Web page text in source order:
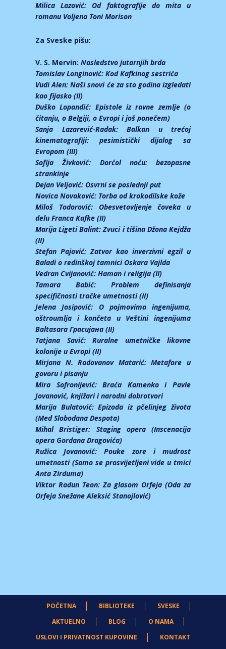
Milica Lazović:Od faktografije do mita u
romanu Voljena Toni Morison
Za Sveske pišu:
V. S. Mervin: Nasledstvo jutarnjih brda
Tomislav Longinović: Kod Kafkinog sestrića
Vudi Alen:Naši snovi će za sto godina izgledati
kao fijasko (II)
Duško Lopandić: Epistole iz ravne zemlje (o
čitanju, o Belgiji, o Evropi i još ponečem)
Sanja Lazarević-Radak: Balkan u trećoj
kinematografiji: pesimistički dijalog sa
Evropom (III)
Sofija Živković: Dorćol noću: bezopasne
strankinje
Dejan Veljović: Osvrni se poslednji put
Novica Novaković: Torba od krokodilske kože
Miloš Todorović: Obesvetovljenje čoveka u
delu Franca Kafke (II)
Marija Ligeti Balint:Zvuci i tišina Džona Kejdža
(II)
Stefan Pajović:Zatvor kao inverzivni egzil u
Baladi o redinškoj tamnici Oskara Vajlda
Vedran Cvijanović: Haman i religija (II)
Tamara Babić: Problem definisanja
specifičnosti tračke umetnosti (II)
Jelena Josipović: O pojmovima ingenijuma,
oštroumlja i končeta u Veštini ingenijuma
Baltasara Грасијана (II)
Tatjana Savić: Ruralne umetničke likovne
kolonije u Evropi (II)
Mirjana N. Radovanov Matarić:Metafore u
govoru i pisanju
Mira Sofronijević:Braća Kamenko i Pavle
Jovanović, knjižari i narodni dobrotvori
Marija Bulatović:Epizoda iz pčelinjeg života
(Med Slobodana Despota)
Mihal Bristiger: Staging opera (Inscenacija
opera Gordana Dragovića)
Ružica Jovanović:Pouke zore i mudrost
umetnosti (Samo se prosvijetljeni vide u tmici
Anta Zirduma)
Viktor Radun Teon:Za glasom Orfeja (Oda za
Orfeja Snežane Aleksić Stanojlović)
POČETNA BIBLIOTEKE
SVESKE
AKTUELNO
BLOG
O NAMA
USLOVI I PRIVATNOST KUPOVINE
KONTAKT